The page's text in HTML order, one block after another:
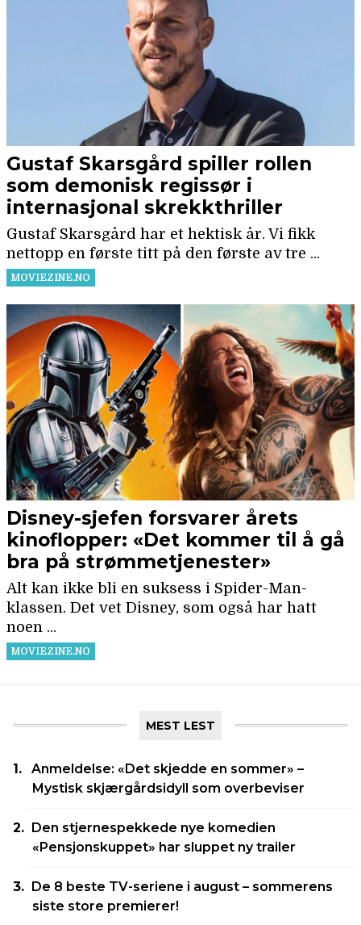
MEST LEST
Anmeldelse: «Det skjedde en sommer» –
Mystisk skjærgårdsidyll som overbeviser
Den stjernespekkede nye komedien
«Pensjonskuppet» har sluppet ny trailer
De 8 beste TV-seriene i august – sommerens
siste store premierer!